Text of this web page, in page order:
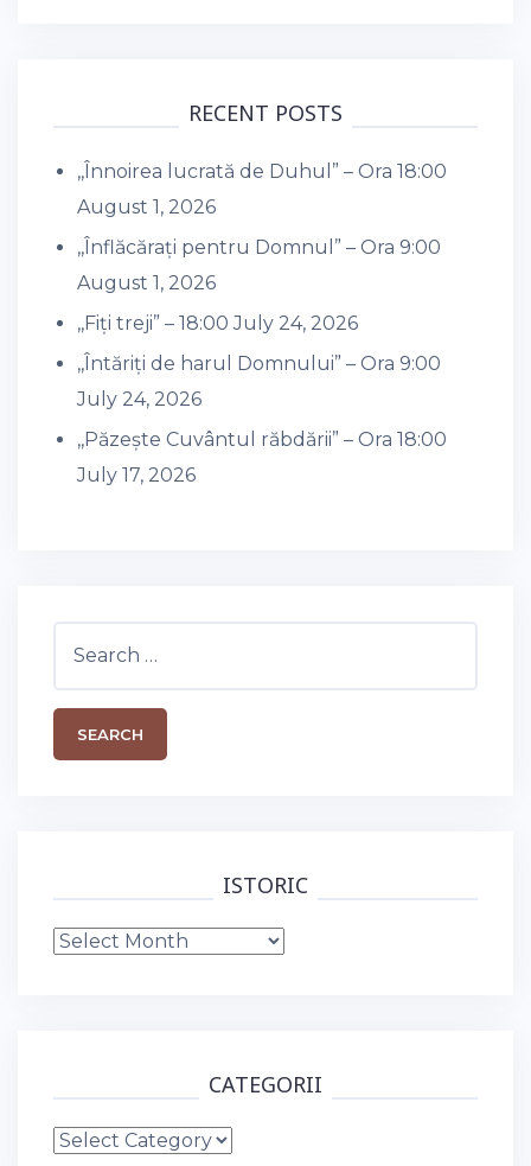
RECENT POSTS
,,Înnoirea lucrată de Duhul” – Ora 18:00
August 1, 2026
,,Înflăcărați pentru Domnul” – Ora 9:00
August 1, 2026
,,Fiți treji” – 18:00 July 24, 2026
,,Întăriți de harul Domnului” – Ora 9:00
July 24, 2026
,,Păzește Cuvântul răbdării” – Ora 18:00
July 17, 2026
ISTORIC
Istoric
CATEGORII
Categorii